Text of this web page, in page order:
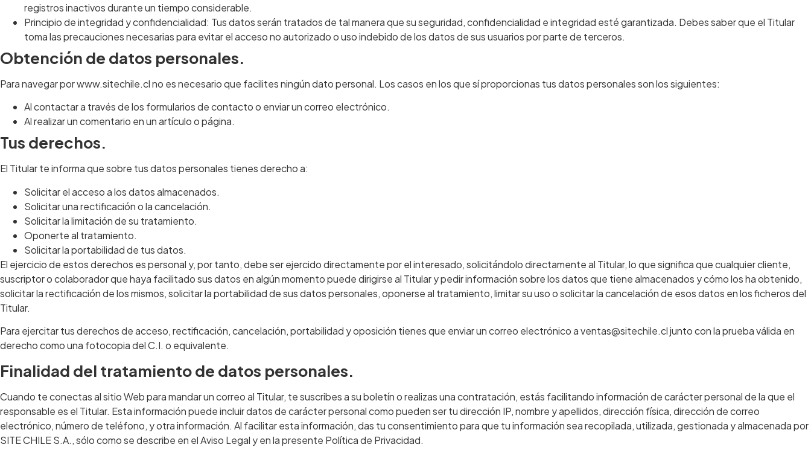
registros inactivos durante un tiempo considerable.
Principio de integridad y confidencialidad: Tus datos serán tratados de tal manera que su seguridad, confidencialidad e integridad esté garantizada. Debes saber que el Titular
toma las precauciones necesarias para evitar el acceso no autorizado o uso indebido de los datos de sus usuarios por parte de terceros.
Obtención de datos personales.
Para navegar por www.sitechile.cl no es necesario que facilites ningún dato personal. Los casos en los que sí proporcionas tus datos personales son los siguientes:
Al contactar a través de los formularios de contacto o enviar un correo electrónico.
Al realizar un comentario en un artículo o página.
Tus derechos.
El Titular te informa que sobre tus datos personales tienes derecho a:
Solicitar el acceso a los datos almacenados.
Solicitar una rectificación o la cancelación.
Solicitar la limitación de su tratamiento.
Oponerte al tratamiento.
Solicitar la portabilidad de tus datos.
El ejercicio de estos derechos es personal y, por tanto, debe ser ejercido directamente por el interesado, solicitándolo directamente al Titular, lo que significa que cualquier cliente,
suscriptor o colaborador que haya facilitado sus datos en algún momento puede dirigirse al Titular y pedir información sobre los datos que tiene almacenados y cómo los ha obtenido,
solicitar la rectificación de los mismos, solicitar la portabilidad de sus datos personales, oponerse al tratamiento, limitar su uso o solicitar la cancelación de esos datos en los ficheros del
Titular.
Para ejercitar tus derechos de acceso, rectificación, cancelación, portabilidad y oposición tienes que enviar un correo electrónico a ventas@sitechile.cl junto con la prueba válida en
derecho como una fotocopia del C.I. o equivalente.
Finalidad del tratamiento de datos personales.
Cuando te conectas al sitio Web para mandar un correo al Titular, te suscribes a su boletín o realizas una contratación, estás facilitando información de carácter personal de la que el
responsable es el Titular. Esta información puede incluir datos de carácter personal como pueden ser tu dirección IP, nombre y apellidos, dirección física, dirección de correo
electrónico, número de teléfono, y otra información. Al facilitar esta información, das tu consentimiento para que tu información sea recopilada, utilizada, gestionada y almacenada por
SITE CHILE S.A., sólo como se describe en el Aviso Legal y en la presente Política de Privacidad.